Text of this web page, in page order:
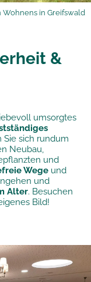
in Greifswald
&
umsorgtes
Sie sich rundum
Neubau,
und
Wege und
und
Alter. Besuchen
Bild!